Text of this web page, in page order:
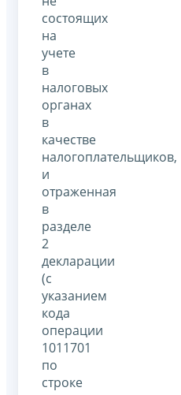
состоящих
на
учете
в
налоговых
органах
в
качестве
налогоплательщиков,
и
отраженная
в
разделе
2
декларации
(с
указанием
кода
операции
1011701
по
строке